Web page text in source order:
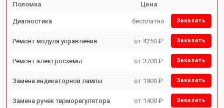
Поломка Цена
Диагностика бесплатно Заказать
Ремонт модуля управления от 4250 ₽ Заказать
Ремонт электросхемы от 3700 ₽ Заказать
Замена индикаторной лампы от 1900 ₽ Заказать
Замена ручек терморегулятора от 1400 ₽ Заказать